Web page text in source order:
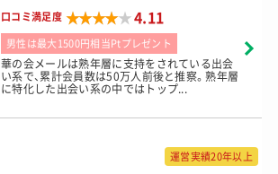
口コミ満足度 ★★★★★
★★★★★4.11
男性は最大1500円相当Ptプレゼント
華の会メールは熟年層に支持をされている出会
い系で、累計会員数は50万人前後と推察。熟年層
に特化した出会い系の中ではトップ...
運営実績20年以上